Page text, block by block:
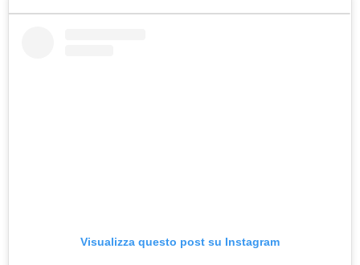
Visualizza questo post su Instagram